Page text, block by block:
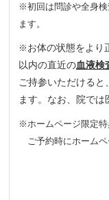
※初回は問診や全身
ます。
※ お体の状態をより
以内の直近の血液検
ご持参いただける
ます。なお、院では
※ホームページ限定特
ご予約時にホームペ